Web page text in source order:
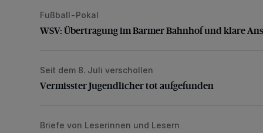
WSV: Übertragung im Barmer Bahnhof und klare
Fußball-Pokal
WSV: Übertragung im Barmer Bahnhof und klare
Vermisster Jugendlicher tot aufgefunden
Seit dem 8. Juli verschollen
Vermisster Jugendlicher tot aufgefunden
„Stoßdämpfertest mit Unterbodenbehandlung“
Briefe von Leserinnen und Lesern